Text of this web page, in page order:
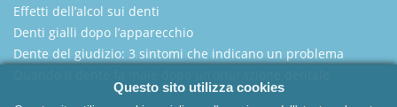
Effetti dell’alcol sui denti
Denti gialli dopo l’apparecchio
Dente del giudizio: 3 sintomi che indicano un problema
Questo sito utilizza cookies